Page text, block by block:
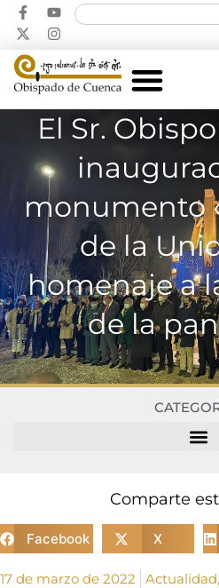
El Sr.
monumento
de la
homenaje a
de la
Comparte
Facebook X
17 de marzo de 2022 Actualidad,